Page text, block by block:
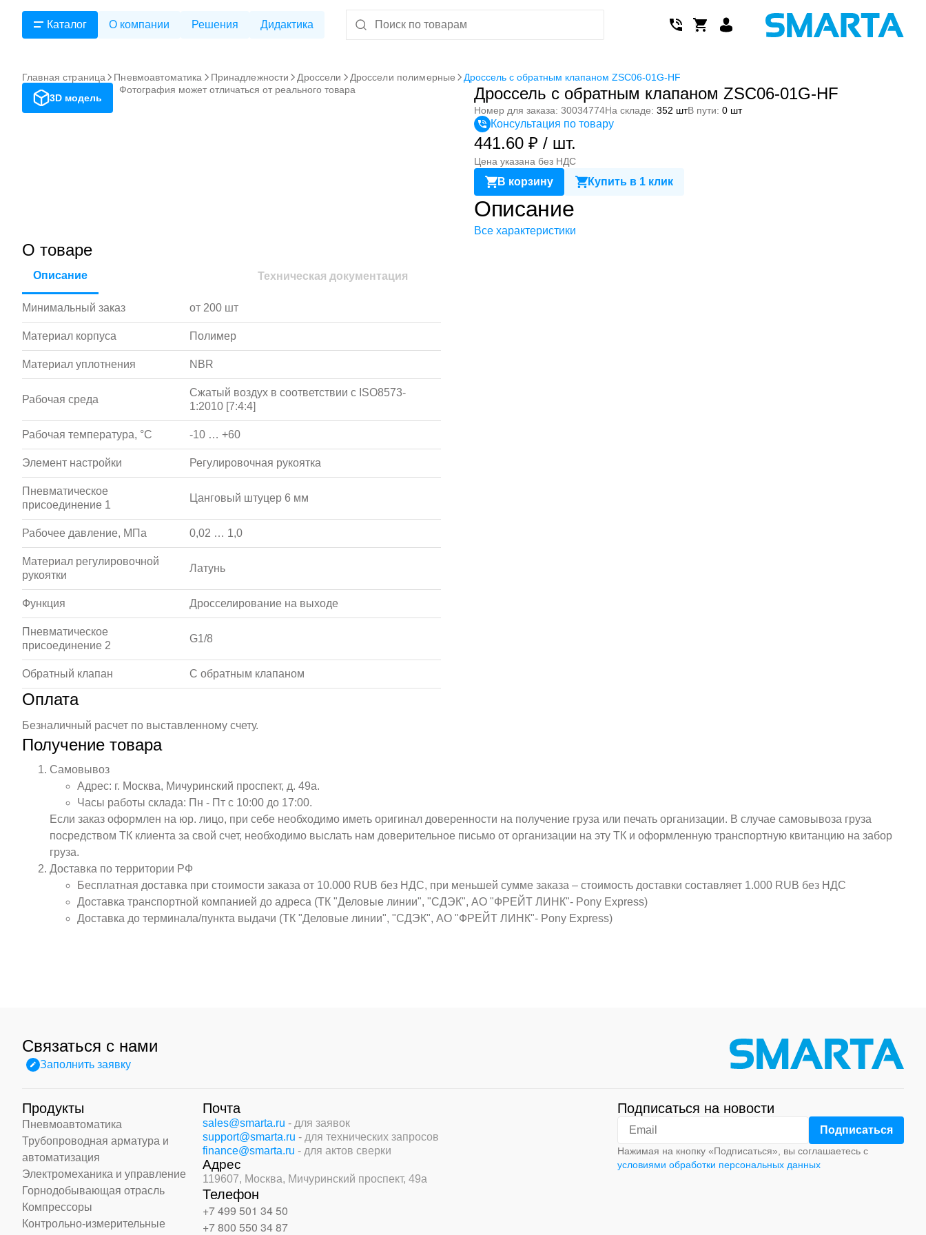
Каталог О компании Решения Дидактика
Главная страница Пневмоавтоматика Принадлежности Дроссели Дроссели полимерные
Дроссель с обратным клапаном ZSC06-01G-HF
3D модель
Фотография может отличаться от реального товара Дроссель с обратным клапаном ZSC06-01G-HF
Номер для заказа: 30034774На складе: 352 штВ пути: 0 шт
Консультация по товару
441.60 ₽ / шт.
Цена указана без НДС
В корзину Купить в 1 клик
Описание
Все характеристики
О товаре
Описание Техническая документация
Минимальный заказ от 200 шт
Материал корпуса Полимер
Материал уплотнения NBR
Рабочая среда
Сжатый воздух в соответствии с ISO8573-
1:2010 [7:4:4]
Рабочая температура, °С -10 … +60
Элемент настройки Регулировочная рукоятка
Пневматическое
присоединение 1
Цанговый штуцер 6 мм
Рабочее давление, МПа 0,02 … 1,0
Материал регулировочной
рукоятки
Латунь
Функция Дросселирование на выходе
Пневматическое
присоединение 2
G1/8
Обратный клапан С обратным клапаном
Оплата
Безналичный расчет по выставленному счету.
Получение товара
Самовывоз
Адрес: г. Москва, Мичуринский проспект, д. 49а.
Часы работы склада: Пн - Пт с 10:00 до 17:00.
Если заказ оформлен на юр. лицо, при себе необходимо иметь оригинал доверенности на получение груза или печать организации. В случае самовывоза груза
посредством ТК клиента за свой счет, необходимо выслать нам доверительное письмо от организации на эту ТК и оформленную транспортную квитанцию на забор
груза.
Доставка по территории РФ
Бесплатная доставка при стоимости заказа от 10.000 RUB без НДС, при меньшей сумме заказа – стоимость доставки составляет 1.000 RUB без НДС
Доставка транспортной компанией до адреса (ТК "Деловые линии", "СДЭК", АО "ФРЕЙТ ЛИНК"- Pony Express)
Доставка до терминала/пункта выдачи (ТК "Деловые линии", "СДЭК", АО "ФРЕЙТ ЛИНК"- Pony Express)
Связаться с нами
Заполнить заявку
Продукты
Пневмоавтоматика
Трубопроводная арматура и
автоматизация
Электромеханика и управление
Горнодобывающая отрасль
Компрессоры
Контрольно-измерительные
Почта
sales@smarta.ru - для заявок
support@smarta.ru - для технических запросов
finance@smarta.ru - для актов сверки
Адрес
119607, Москва, Мичуринский проспект, 49а
Телефон
+7 499 501 34 50
+7 800 550 34 87
Подписаться на новости
Нажимая на кнопку «Подписаться», вы соглашаетесь с
условиями обработки персональных данных